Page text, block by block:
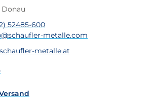
Donau
52485-600
metalle.com
schaufler-metalle.at